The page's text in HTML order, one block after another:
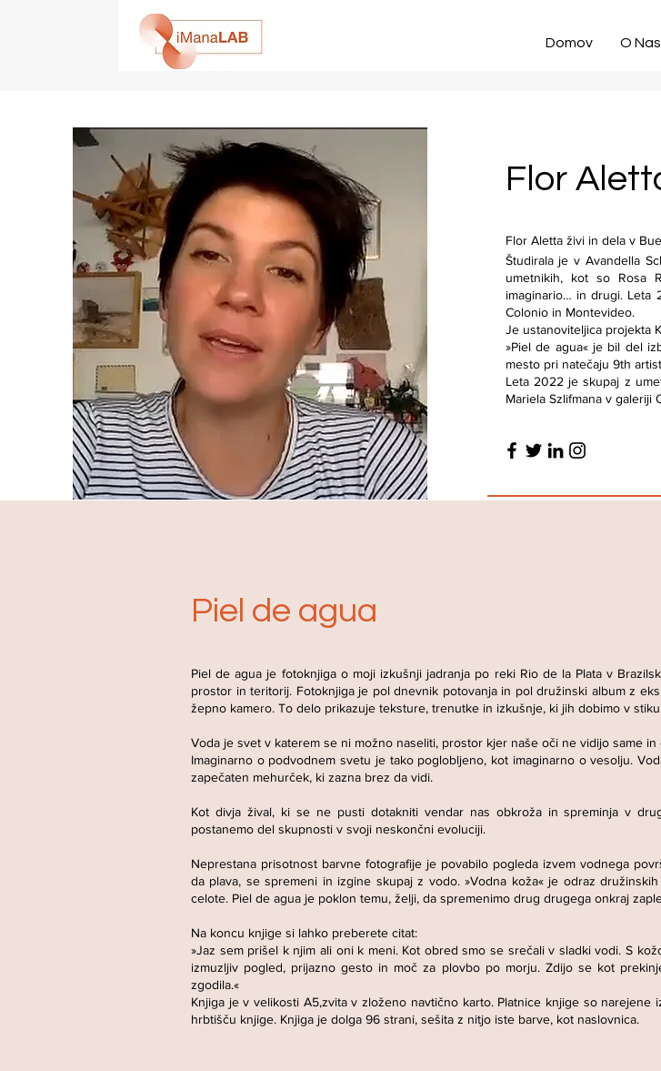
Domov O Nas
Flor
Flor Aletta živi in dela v
Študirala je v Avandella
umetnikih, kot so Rosa
imaginario… in drugi. Leta
Colonio in Montevideo.
Je ustanoviteljica projekta
»Piel de agua« je bil del
mesto pri natečaju 9th
Leta 2022 je skupaj z
Mariela Szlifmana v galeriji
Piel de agua
Piel de agua je fotoknjiga o moji izkušnji jadranja po reki Rio de la Plata v
prostor in teritorij. Fotoknjiga je pol dnevnik potovanja in pol družinski album z
žepno kamero. To delo prikazuje teksture, trenutke in izkušnje, ki jih dobimo v
Voda je svet v katerem se ni možno naseliti, prostor kjer naše oči ne vidijo same
Imaginarno o podvodnem svetu je tako poglobljeno, kot imaginarno o vesolju.
zapečaten mehurček, ki zazna brez da vidi.
Kot divja žival, ki se ne pusti dotakniti vendar nas obkroža in spreminja v
postanemo del skupnosti v svoji neskončni evoluciji.
Neprestana prisotnost barvne fotografije je povabilo pogleda izvem vodnega
da plava, se spremeni in izgine skupaj z vodo. »Vodna koža« je odraz
celote. Piel de agua je poklon temu, želji, da spremenimo drug drugega onkraj
Na koncu knjige si lahko preberete citat:
»Jaz sem prišel k njim ali oni k meni. Kot obred smo se srečali v sladki vodi. S
izmuzljiv pogled, prijazno gesto in moč za plovbo po morju. Zdijo se kot
zgodila.«
Knjiga je v velikosti A5,zvita v zloženo navtično karto. Platnice knjige so
hrbtišču knjige. Knjiga je dolga 96 strani, sešita z nitjo iste barve, kot naslovnica.